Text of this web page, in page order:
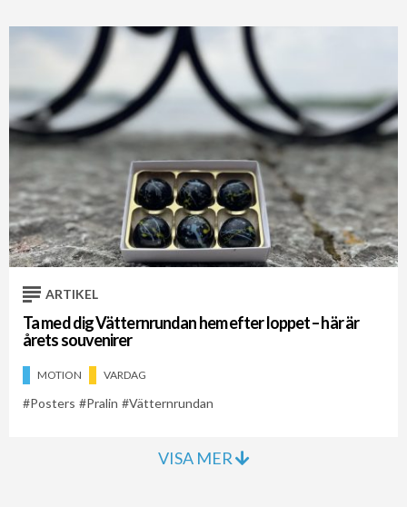
ARTIKEL
Ta med dig Vätternrundan hem efter loppet – här är
årets souvenirer
MOTION VARDAG
Posters Pralin Vätternrundan
VISA MER